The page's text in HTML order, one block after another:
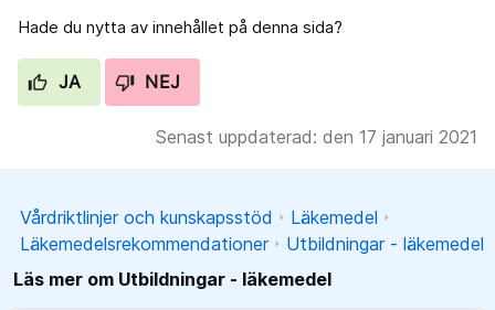
Hade du nytta av innehållet på denna sida?
JA NEJ
Senast uppdaterad: den 17 januari 2021
Vårdriktlinjer och kunskapsstöd
Läkemedel
Läkemedelsrekommendationer
Utbildningar - läkemedel
Läs mer om Utbildningar - läkemedel